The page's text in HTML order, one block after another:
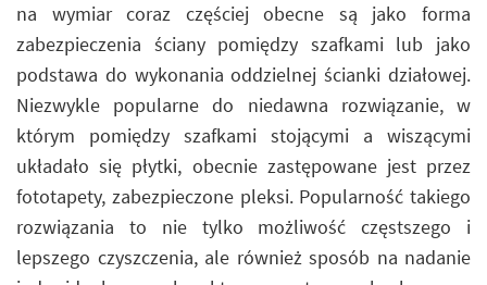
na wymiar coraz częściej obecne są jako forma
zabezpieczenia ściany pomiędzy szafkami lub jako
podstawa do wykonania oddzielnej ścianki działowej.
Niezwykle popularne do niedawna rozwiązanie, w
którym pomiędzy szafkami stojącymi a wiszącymi
układało się płytki, obecnie zastępowane jest przez
fototapety, zabezpieczone pleksi. Popularność takiego
rozwiązania to nie tylko możliwość częstszego i
lepszego czyszczenia, ale również sposób na nadanie